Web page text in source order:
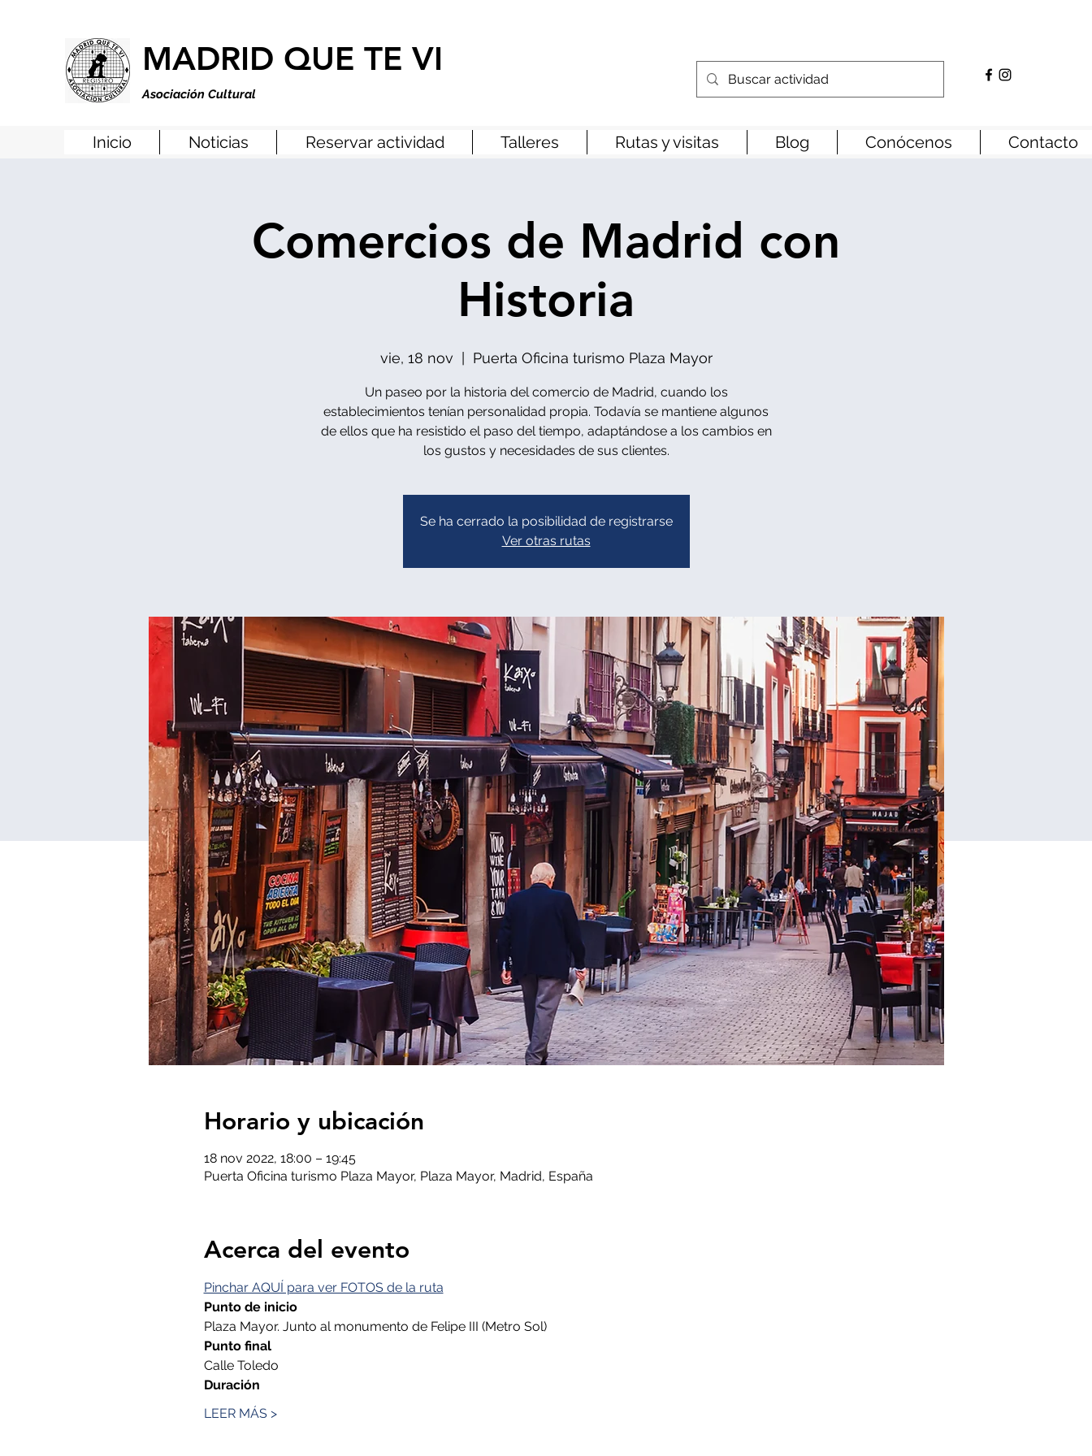
MADRID QUE TE VI
Asociación Cultural
Inicio Noticias Reservar actividad Talleres Rutas y visitas Blog Conócenos Contacto
Comercios de Madrid con
Historia
vie, 18 nov Puerta Oficina turismo Plaza Mayor
Un paseo por la historia del comercio de Madrid, cuando los
establecimientos tenían personalidad propia. Todavía se mantiene algunos
de ellos que ha resistido el paso del tiempo, adaptándose a los cambios en
los gustos y necesidades de sus clientes.
Se ha cerrado la posibilidad de registrarse
Ver otras rutas
Horario y ubicación
18 nov 2022, 18:00 – 19:45
Puerta Oficina turismo Plaza Mayor, Plaza Mayor, Madrid, España
Acerca del evento
Pinchar AQUÍ para ver FOTOS de la ruta
Punto de inicio
Plaza Mayor. Junto al monumento de Felipe III (Metro Sol)
Punto final
Calle Toledo
Duración
LEER MÁS >